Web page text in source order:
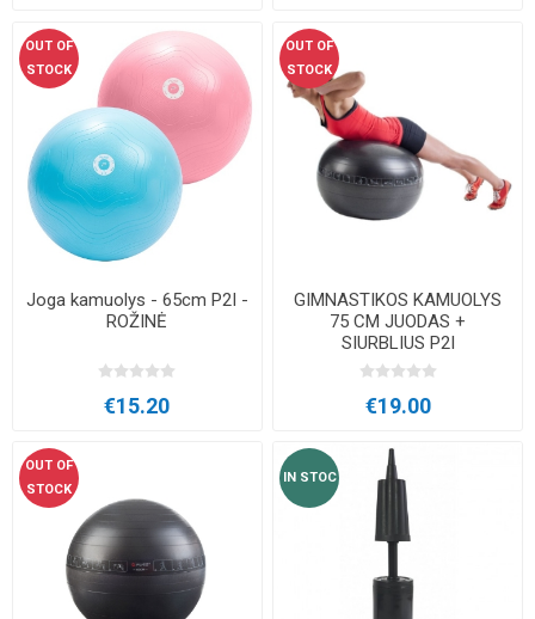
OUT OF
STOCK
Joga kamuolys - 65cm P2I -
ROŽINĖ
€15.20
OUT OF
STOCK
GIMNASTIKOS KAMUOLYS
75 CM JUODAS +
SIURBLIUS P2I
€19.00
OUT OF
STOCK
IN STOC